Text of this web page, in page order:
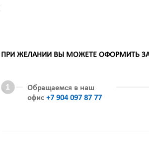
ПРИ ЖЕЛАНИИ ВЫ МОЖЕТЕ ОФОРМИТЬ
Обращаемся в наш
офис +7 904 097 87 77